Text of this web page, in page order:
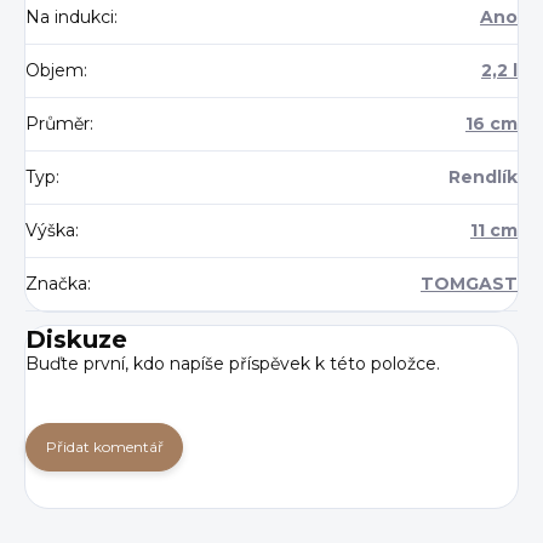
Na indukci: Ano
Objem: 2,2 l
Průměr: 16 cm
Typ: Rendlík
Výška: 11 cm
Značka: TOMGAST
Diskuze
Buďte první, kdo napíše příspěvek k této položce.
Přidat komentář